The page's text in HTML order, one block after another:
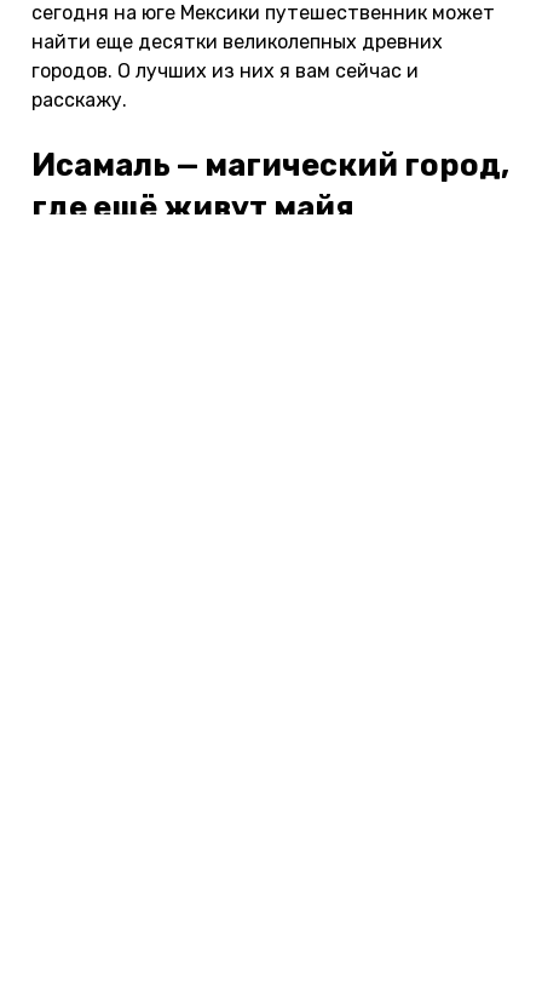
сегодня на юге Мексики путешественник может
найти еще десятки великолепных древних
городов. О лучших из них я вам сейчас и
расскажу.
Исамаль — магический город,
где ещё живут майя